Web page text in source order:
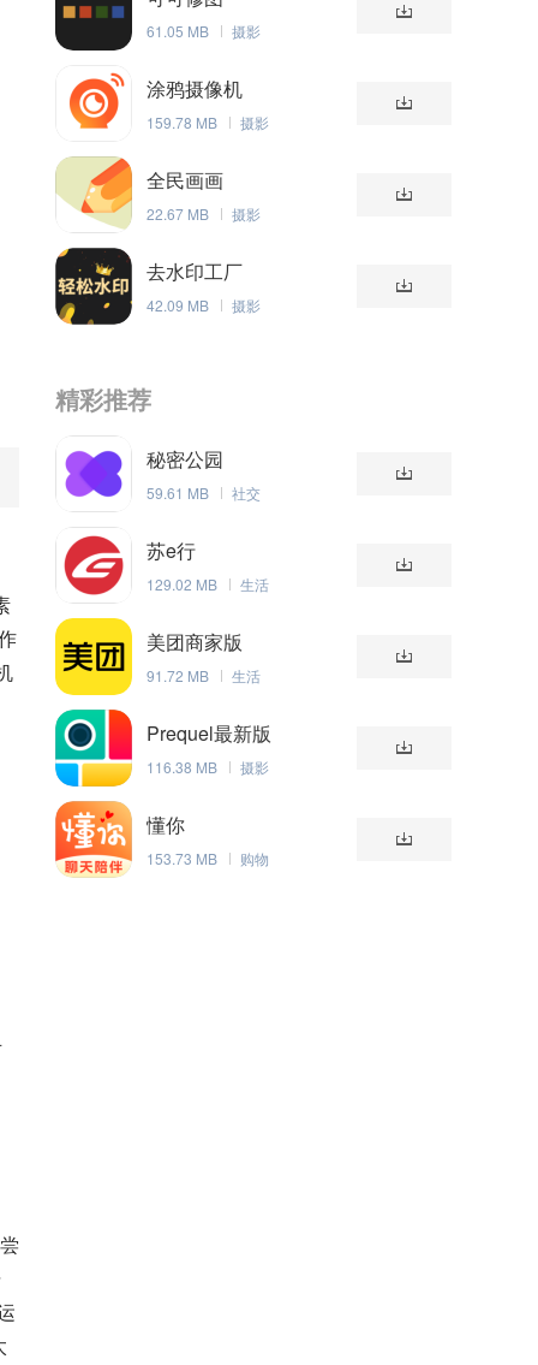
61.05 MB 摄影
涂鸦摄像机
159.78 MB 摄影
全民画画
22.67 MB 摄影
去水印工厂
42.09 MB 摄影
精彩推荐
秘密公园
59.61 MB 社交
苏e行
129.02 MB 生活
美团商家版
91.72 MB 生活
Prequel最新版
116.38 MB 摄影
懂你
153.73 MB 购物